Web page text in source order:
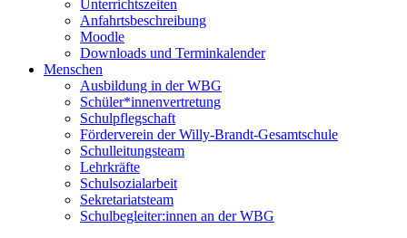
Unterrichtszeiten
Anfahrtsbeschreibung
Moodle
Downloads und Terminkalender
Menschen
Ausbildung in der WBG
Schüler*innenvertretung
Schulpflegschaft
Förderverein der Willy-Brandt-Gesamtschule
Schulleitungsteam
Lehrkräfte
Schulsozialarbeit
Sekretariatsteam
Schulbegleiter:innen an der WBG